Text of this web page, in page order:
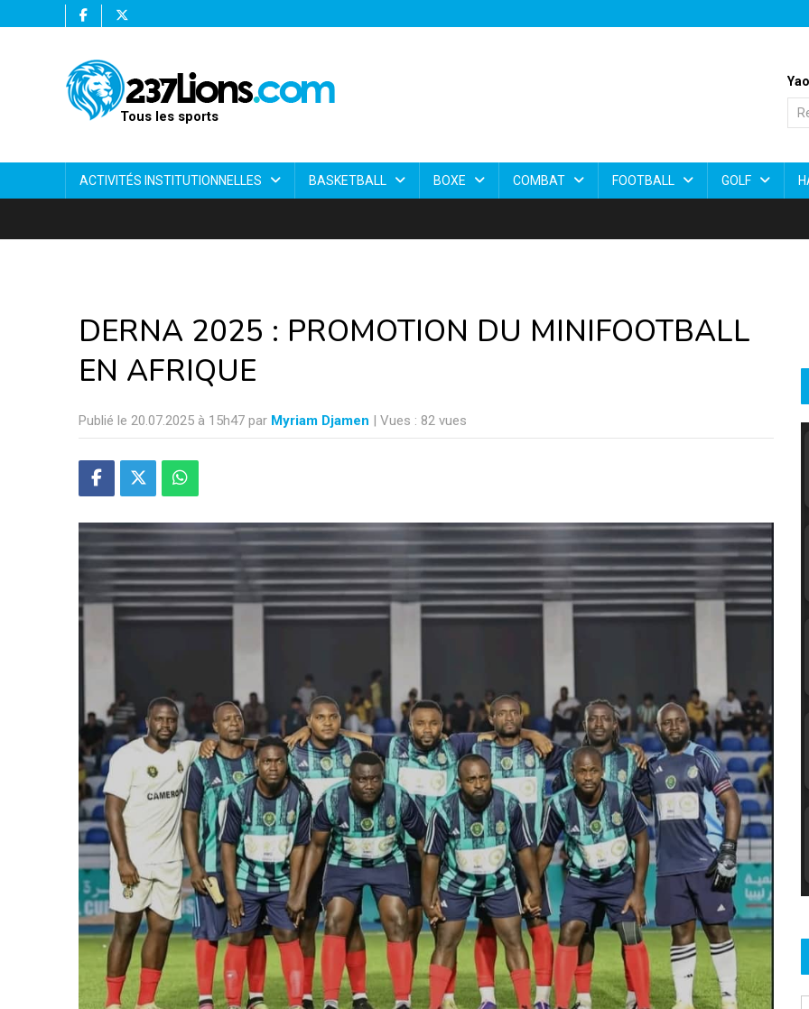
Tous les sports
ACTIVITÉS INSTITUTIONNELLES BASKETBALL BOXE COMBAT FOOTBALL GOLF
DERNA 2025 : PROMOTION DU MINIFOOTBALL
EN AFRIQUE
Publié le 20.07.2025 à 15h47 par Myriam Djamen | Vues : 82 vues